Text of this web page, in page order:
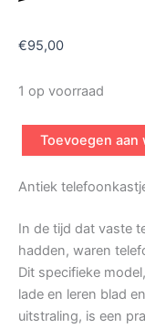
€95,00
1 op voorraad
Toevoegen aan
Antiek
In de tijd dat vaste
hadden, waren
Dit specifieke
lade en leren blad
uitstraling, is een